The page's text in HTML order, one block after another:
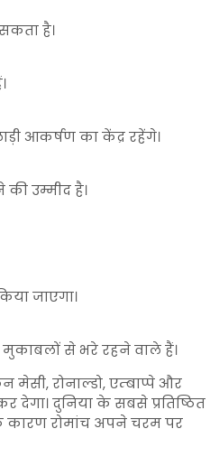
है।
आकर्षण का केंद्र रहेंगे।
उम्मीद है।
जाएगा।
मुकाबलों से भरे रहने वाले हैं।
मेसी, रोनाल्डो, एम्बाप्पे और
दुनिया के सबसे प्रतिष्ठित
के कारण रोमांच अपने चरम पर